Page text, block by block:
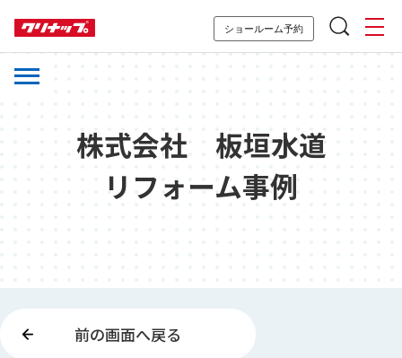
ショールーム予約
株式会社 板垣水道
リフォーム事例
前の画面へ戻る